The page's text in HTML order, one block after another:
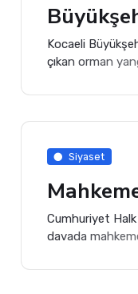
Kocaeli
çıkan orman
Siyaset
Cumhuriyet
davada
iptal etti.